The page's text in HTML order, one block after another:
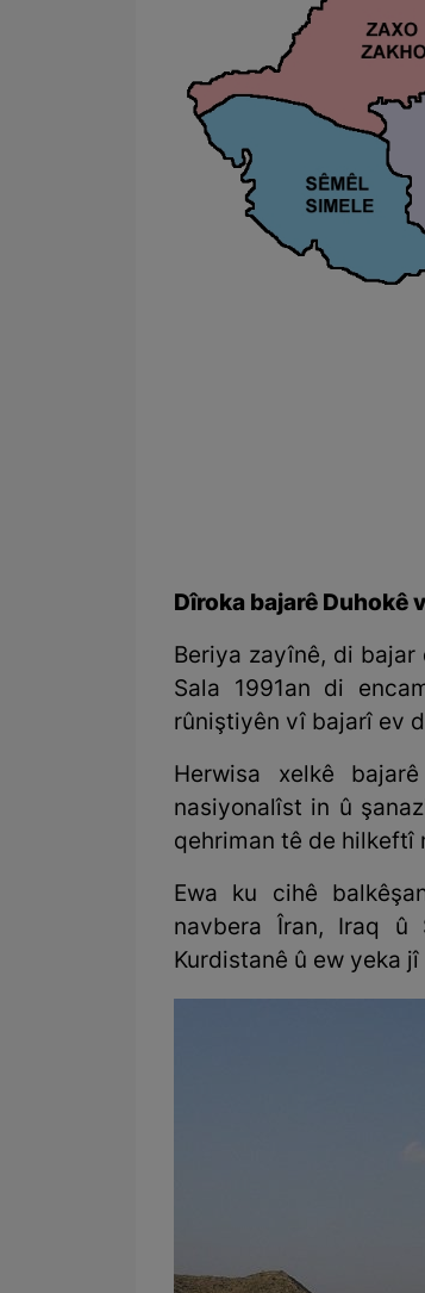
Dîroka bajarê Duhokê
Beriya zayînê, di bajar
Sala 1991an di
rûniştiyên vî bajarî ev
Herwisa xelkê
nasiyonalîst in û
qehriman tê de hilkeftî
Ewa ku cihê
navbera Îran, Iraq
Kurdistanê û ew yeka